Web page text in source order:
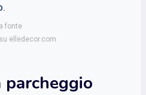
fonte
elledecor.com
parcheggio